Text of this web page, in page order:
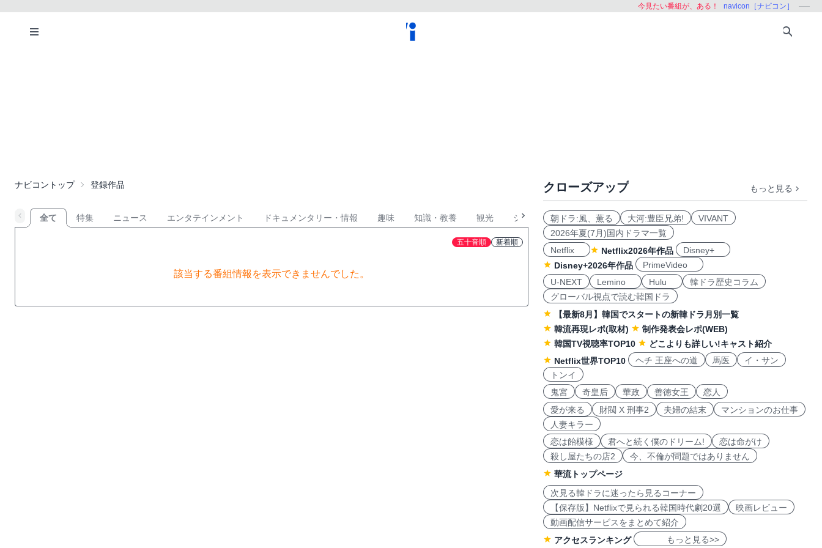
今見たい番組が、ある！ navicon［ナビコン］
ナビコントップ 登録作品
全て 特集 ニュース エンタテインメント ドキュメンタリー・情報 趣味 知識・教養 観光 ショッピング 学ぶ
五十音順 新着順
該当する番組情報を表示できませんでした。
クローズアップ もっと見る
朝ドラ:風、薫る 大河:豊臣兄弟!
VIVANT
2026年夏(7月)国内ドラマ一覧
Netflix
Netflix2026年作品
Disney+
Disney+2026年作品
PrimeVideo
U-NEXT
Lemino Hulu
韓ドラ歴史コラム
グローバル視点で読む韓国ドラ
【最新8月】韓国でスタートの新韓ドラ月別一覧
韓流再現レポ(取材)
制作発表会レポ(WEB)
韓国TV視聴率TOP10
どこよりも詳しい!キャスト紹介
Netflix世界TOP10
ヘチ 王座への道 馬医
イ・サン
トンイ
鬼宮
奇皇后 華政 善徳女王
恋人
愛が来る
財閥 X 刑事2 夫婦の結末
マンションのお仕事
人妻キラー
恋は飴模様
君へと続く僕のドリーム!
恋は命がけ
殺し屋たちの店2
今、不倫が問題ではありません
華流トップページ
次見る韓ドラに迷ったら見るコーナー
【保存版】Netflixで見られる韓国時代劇20選
映画レビュー
動画配信サービスをまとめて紹介
アクセスランキング
もっと見る>>